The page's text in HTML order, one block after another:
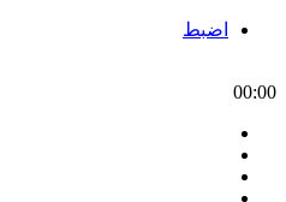
اضبط
00:00